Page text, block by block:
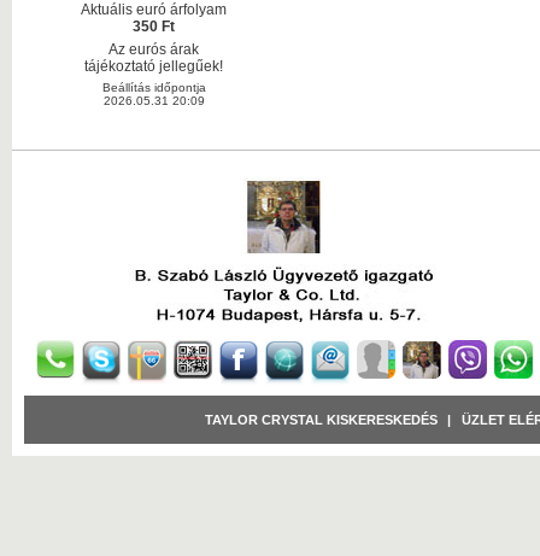
Aktuális euró árfolyam
350 Ft
Az eurós árak
tájékoztató jellegűek!
Beállítás időpontja
2026.05.31 20:09
TAYLOR CRYSTAL KISKERESKEDÉS ÜZLET